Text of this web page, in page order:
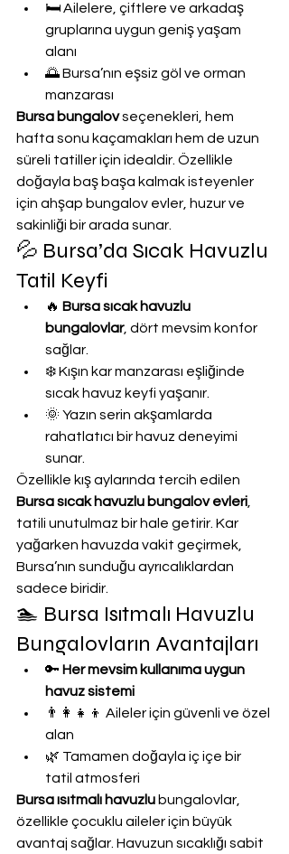
🛏️ Ailelere, çiftlere ve arkadaş
gruplarına uygun geniş yaşam
alanı
🌅 Bursa’nın eşsiz göl ve orman
manzarası
Bursa bungalov seçenekleri, hem
hafta sonu kaçamakları hem de uzun
süreli tatiller için idealdir. Özellikle
doğayla baş başa kalmak isteyenler
için ahşap bungalov evler, huzur ve
sakinliği bir arada sunar.
💦 Bursa’da Sıcak Havuzlu
Tatil Keyfi
🔥 Bursa sıcak havuzlu
bungalovlar, dört mevsim konfor
sağlar.
❄️ Kışın kar manzarası eşliğinde
sıcak havuz keyfi yaşanır.
🌞 Yazın serin akşamlarda
rahatlatıcı bir havuz deneyimi
sunar.
Özellikle kış aylarında tercih edilen
Bursa sıcak havuzlu bungalov evleri
tatili unutulmaz bir hale getirir. Kar
yağarken havuzda vakit geçirmek,
Bursa’nın sunduğu ayrıcalıklardan
sadece biridir.
🏊 Bursa Isıtmalı Havuzlu
Bungalovların Avantajları
🔑 Her mevsim kullanıma uygun
havuz sistemi
👨‍👩‍👧‍👦 Aileler için güvenli ve özel
alan
🌿 Tamamen doğayla iç içe bir
tatil atmosferi
Bursa ısıtmalı havuzlu bungalovlar,
özellikle çocuklu aileler için büyük
avantaj sağlar. Havuzun sıcaklığı sabit